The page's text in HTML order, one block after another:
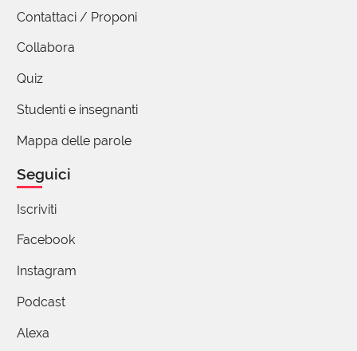
Contattaci / Proponi
Collabora
Quiz
Studenti e insegnanti
Mappa delle parole
Seguici
Iscriviti
Facebook
Instagram
Podcast
Alexa